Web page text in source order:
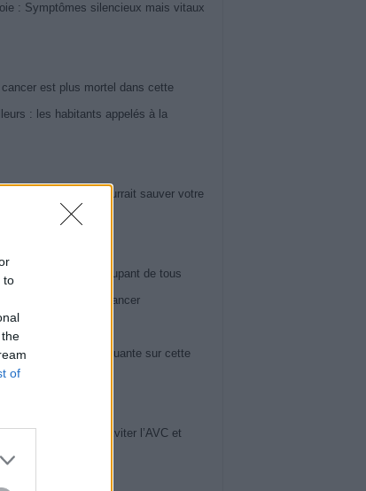
to
of
: Symptômes silencieux mais vitaux
est plus mortel dans cette
: les habitants appelés à la
inattendu qui pourrait sauver votre
le plus préoccupant de tous
: il peut révéler un cancer
: la vérité choquante sur cette
expansion
Cardiologues pour Éviter l’AVC et
Cerveau